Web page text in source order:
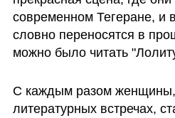
современном Тегеране, и
словно переносятся в
можно было читать
С каждым разом
литературных встречах,